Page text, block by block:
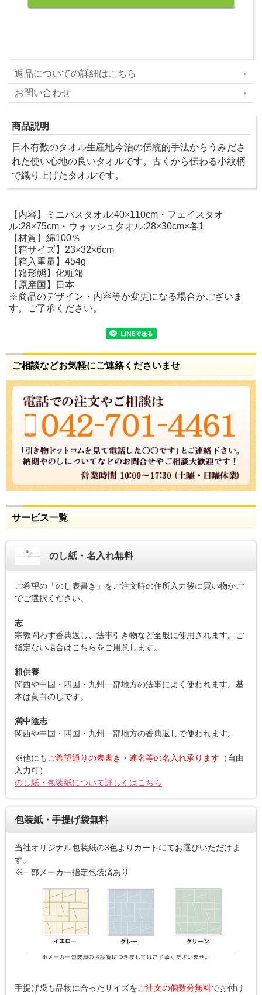
返品についての詳細はこちら
お問い合わせ
商品説明
日本有数のタオル生産地今治の伝統的手法からうみださ
れた使い心地の良いタオルです。古くから伝わる小紋柄
で織り上げたタオルです。
【内容】ミニバスタオル:40×110cm・フェイスタオ
ル:28×75cm・ウォッシュタオル:28×30cm×各1
【材質】綿100％
【箱サイズ】23×32×6cm
【箱入重量】454g
【箱形態】化粧箱
【原産国】日本
※商品のデザイン・内容等が変更になる場合がございま
す。ご了承ください。
ご相談などお気軽にご連絡くださいませ
サービス一覧
のし紙・名入れ無料
ご希望の「のし表書き」をご注文時の住所入力後に買い物かご
でご選択ください。
志
宗教問わず香典返し、法事引き物など全般に使用されます。ご
指定ない場合はこちらをご用意します。
粗供養
関西や中国・四国・九州一部地方の法事によく使われます。基
本は黄白のしです。
満中陰志
関西や中国・四国・九州一部地方の香典返しで使われます。
※他にもご希望通りの表書き・連名等の名入れ承ります （自由
入力可）
のし紙・包装紙について詳しくはこちら
包装紙・手提げ袋無料
当社オリジナル包装紙の3色よりカートにてお選びいただけま
す。
※一部メーカー指定包装済あり
手提げ袋も品物に合ったサイズをご注文の個数分無料でお付け